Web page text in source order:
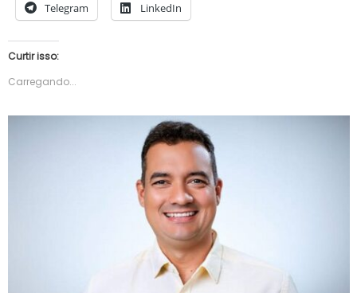
Telegram LinkedIn
Curtir isso:
Carregando...